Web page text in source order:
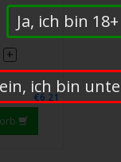
+
€6,21
Ja, ich bin 18+
ich bin